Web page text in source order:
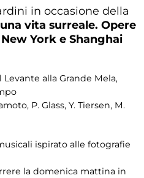
in occasione della
vita surreale. Opere
York e Shanghai
alla Grande Mela,
P. Glass, Y. Tiersen, M.
ispirato alle fotografie
la domenica mattina in